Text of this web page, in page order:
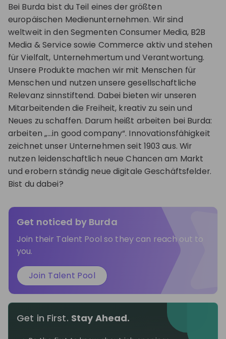
Bei Burda bist du Teil eines der größten
europäischen Medienunternehmen. Wir sind
weltweit in den Segmenten Consumer Media, B2B
Media & Service sowie Commerce aktiv und stehen
für Vielfalt, Unternehmertum und Verantwortung.
Unsere Produkte machen wir mit Menschen für
Menschen und nutzen unsere gesellschaftliche
Relevanz sinnstiftend. Dabei bieten wir unseren
Mitarbeitenden die Freiheit, kreativ zu sein und
Neues zu schaffen. Darum heißt arbeiten bei Burda:
arbeiten „…in good company“. Innovationsfähigkeit
zeichnet unser Unternehmen seit 1903 aus. Wir
nutzen leidenschaftlich neue Chancen am Markt
und erobern ständig neue digitale Geschäftsfelder.
Bist du dabei?
Get noticed by Burda
Join their Talent Pool so they can reach out to
you.
Join Talent Pool
Get in First. Stay Ahead.